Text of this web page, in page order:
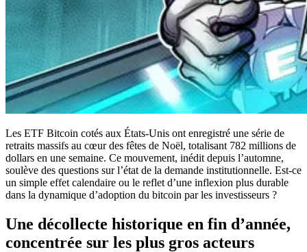
Les ETF Bitcoin cotés aux États-Unis ont enregistré une série de
retraits massifs au cœur des fêtes de Noël, totalisant 782 millions de
dollars en une semaine. Ce mouvement, inédit depuis l’automne,
soulève des questions sur l’état de la demande institutionnelle. Est-ce
un simple effet calendaire ou le reflet d’une inflexion plus durable
dans la dynamique d’adoption du bitcoin par les investisseurs ?
Une décollecte historique en fin d’année,
concentrée sur les plus gros acteurs